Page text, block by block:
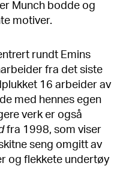
Munch bodde og
motiver.
rundt Emins
fra det siste
16 arbeider av
med hennes egen
verk er også
fra 1998, som viser
seng omgitt av
og flekkete undertøy